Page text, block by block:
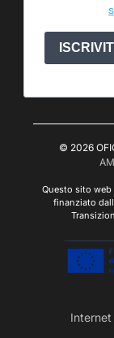
ISCRIVITI
© 2026
Questo sito
finanziato